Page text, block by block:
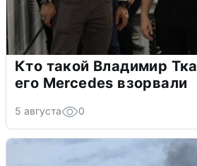
Кто такой Владимир
его Mercedes взорвали
5 августа 0